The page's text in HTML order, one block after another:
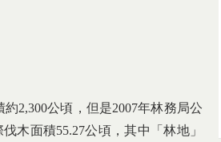
2,300公頃，但是2007年林務局公
木面積55.27公頃，其中「林地」